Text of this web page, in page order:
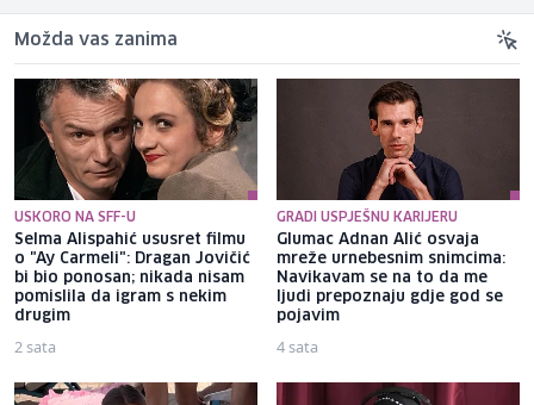
Možda vas zanima
USKORO NA SFF-U
Selma Alispahić ususret filmu
o "Ay Carmeli": Dragan Jovičić
bi bio ponosan; nikada nisam
pomislila da igram s nekim
drugim
2 sata
GRADI USPJEŠNU KARIJERU
Glumac Adnan Alić osvaja
mreže urnebesnim snimcima:
Navikavam se na to da me
ljudi prepoznaju gdje god se
pojavim
4 sata